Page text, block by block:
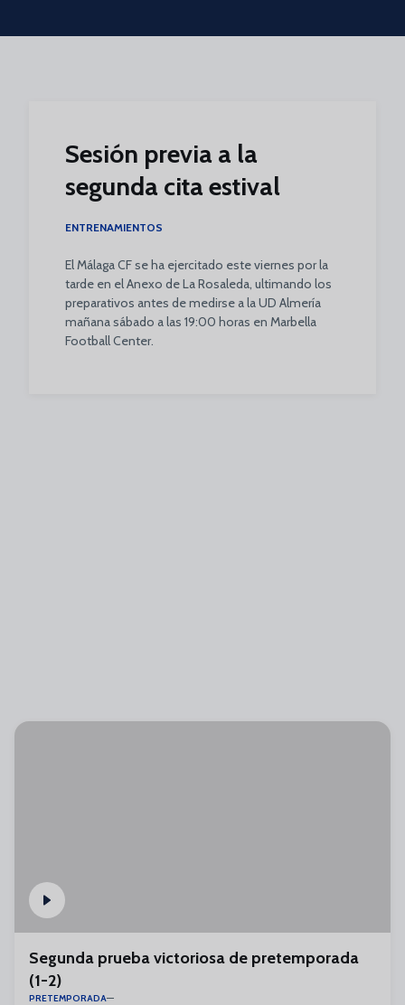
Skip to main content
Sesión previa a la
segunda cita estival
ENTRENAMIENTOS
El Málaga CF se ha ejercitado este viernes por la
tarde en el Anexo de La Rosaleda, ultimando los
preparativos antes de medirse a la UD Almería
mañana sábado a las 19:00 horas en Marbella
Football Center.
Segunda prueba victoriosa de pretemporada
(1-2)
PRETEMPORADA